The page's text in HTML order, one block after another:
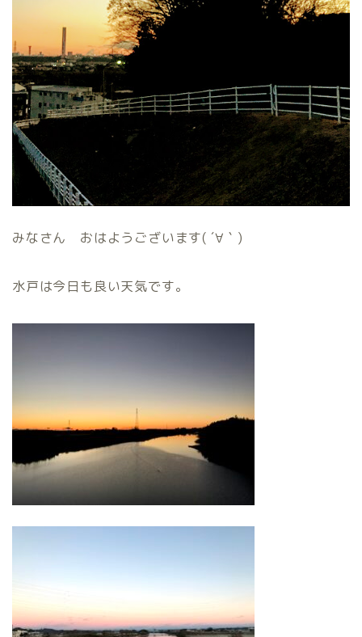
みなさん おはようございます( ´∀｀)
水戸は今日も良い天気です。